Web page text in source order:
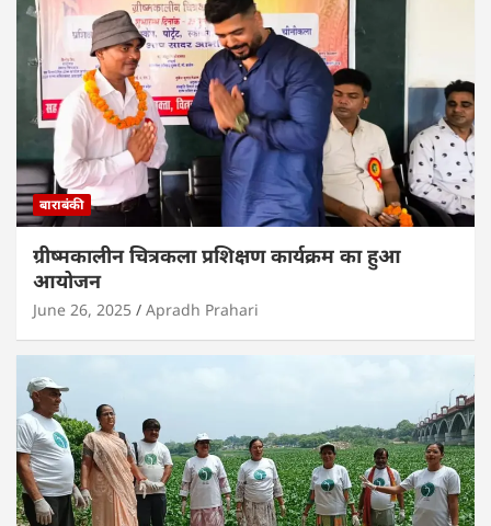
बाराबंकी
ग्रीष्मकालीन चित्रकला प्रशिक्षण कार्यक्रम का हुआ
आयोजन
June 26, 2025 Apradh Prahari